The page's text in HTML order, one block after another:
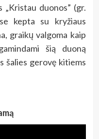
„Kristau duonos” (gr.
kepta su kryžiaus
graikų valgoma kaip
šią duoną
šalies gerovę kitiems